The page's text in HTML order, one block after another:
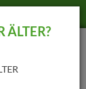
ÄLTER?